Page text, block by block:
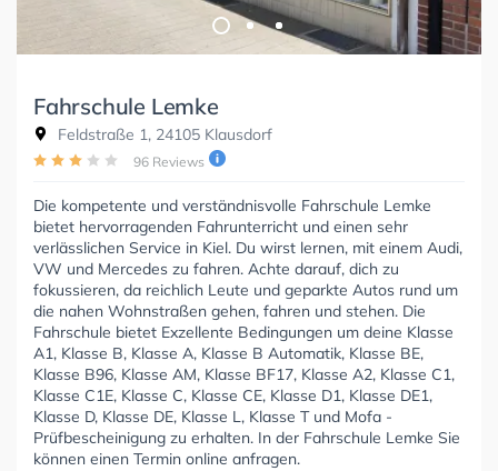
Fahrschule Lemke
Feldstraße 1, 24105 Klausdorf
96 Reviews
Die kompetente und verständnisvolle Fahrschule Lemke
bietet hervorragenden Fahrunterricht und einen sehr
verlässlichen Service in Kiel. Du wirst lernen, mit einem Audi,
VW und Mercedes zu fahren. Achte darauf, dich zu
fokussieren, da reichlich Leute und geparkte Autos rund um
die nahen Wohnstraßen gehen, fahren und stehen. Die
Fahrschule bietet Exzellente Bedingungen um deine Klasse
A1, Klasse B, Klasse A, Klasse B Automatik, Klasse BE,
Klasse B96, Klasse AM, Klasse BF17, Klasse A2, Klasse C1,
Klasse C1E, Klasse C, Klasse CE, Klasse D1, Klasse DE1,
Klasse D, Klasse DE, Klasse L, Klasse T und Mofa -
Prüfbescheinigung zu erhalten. In der Fahrschule Lemke Sie
können einen Termin online anfragen.